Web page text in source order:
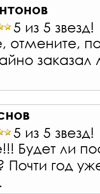
5 из 5 звезд!
отмените,
5 из 5 звезд!
Будет ли
Почти год